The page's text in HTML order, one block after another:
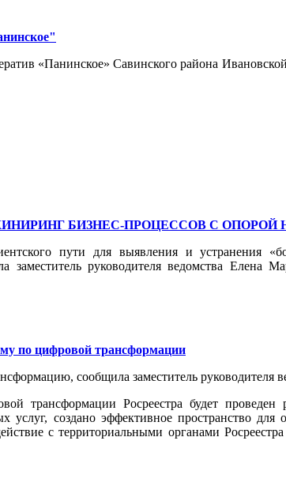
«Панинское» Савинского района
БИЗНЕС-ПРОЦЕССОВ С ОПОРОЙ
пути для выявления и устранения
заместитель руководителя ведомства
по цифровой трансформации
сообщила заместитель руководителя
трансформации Росреестра будет проведен
услуг, создано эффективное пространство
с территориальными органами